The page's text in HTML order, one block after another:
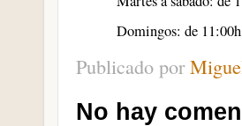
Domingos: de 11:00h.
Publicado por
No hay